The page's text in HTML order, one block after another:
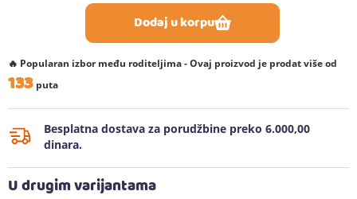
Dodaj u korpu
🔥 Popularan izbor među roditeljima - Ovaj proizvod je prodat više od
133 puta
Besplatna dostava za porudžbine preko 6.000,00
dinara.
U drugim varijantama